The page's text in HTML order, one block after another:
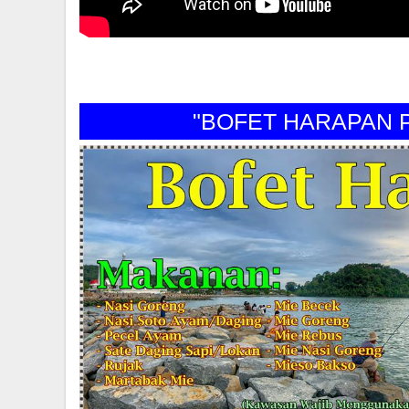
"BOFET HARAPAN